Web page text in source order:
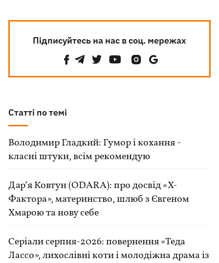
Підписуйтесь на нас в соц. мережах
Статті по темі
Володимир Гладкий: Гумор і кохання -
класні штуки, всім рекомендую
Дар’я Ковтун (ODARA): про досвід «Х-
Фактора», материнство, шлюб з Євгеном
Хмарою та нову себе
Серіали серпня-2026: повернення «Теда
Лассо», лихослівні коти і молодіжна драма із